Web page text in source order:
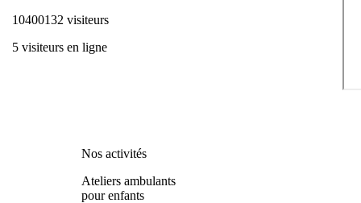
10400132 visiteurs
5 visiteurs en ligne
Nos activités
Ateliers ambulants
pour enfants